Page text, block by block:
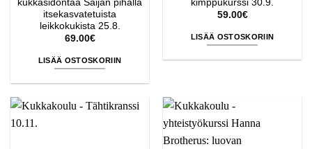
kukkasidontaa Saijan pihalla
itsekasvatetuista
leikkokukista 25.8.
69.00€
LISÄÄ OSTOSKORIIN
kimppukurssi 30.9.
59.00€
LISÄÄ OSTOSKORIIN